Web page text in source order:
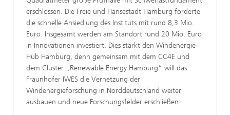
erschlossen. Die Freie und Hansestadt Hamburg förderte
die schnelle Ansiedlung des Instituts mit rund 8,3 Mio.
Euro. Insgesamt werden am Standort rund 20 Mio. Euro
in Innovationen investiert. Dies stärkt den Windenergie-
Hub Hamburg, denn gemeinsam mit dem CC4E und
dem Cluster „Renewable Energy Hamburg“ will das
Fraunhofer IWES die Vernetzung der
Windenergieforschung in Norddeutschland weiter
ausbauen und neue Forschungsfelder erschließen.